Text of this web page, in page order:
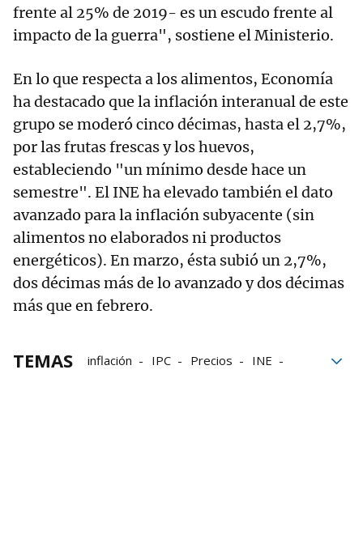
frente al 25% de 2019- es un escudo frente al
impacto de la guerra", sostiene el Ministerio.
En lo que respecta a los alimentos, Economía
ha destacado que la inflación interanual de este
grupo se moderó cinco décimas, hasta el 2,7%,
por las frutas frescas y los huevos,
estableciendo "un mínimo desde hace un
semestre". El INE ha elevado también el dato
avanzado para la inflación subyacente (sin
alimentos no elaborados ni productos
energéticos). En marzo, ésta subió un 2,7%,
dos décimas más de lo avanzado y dos décimas
más que en febrero.
TEMAS inflación IPC Precios
INE